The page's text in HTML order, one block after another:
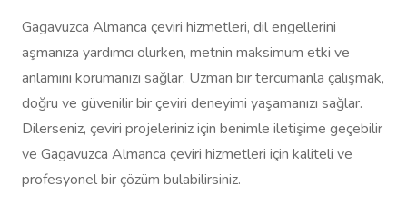
Gagavuzca Almanca çeviri hizmetleri, dil engellerini
aşmanıza yardımcı olurken, metnin maksimum etki ve
anlamını korumanızı sağlar. Uzman bir tercümanla çalışmak,
doğru ve güvenilir bir çeviri deneyimi yaşamanızı sağlar.
Dilerseniz, çeviri projeleriniz için benimle iletişime geçebilir
ve Gagavuzca Almanca çeviri hizmetleri için kaliteli ve
profesyonel bir çözüm bulabilirsiniz.